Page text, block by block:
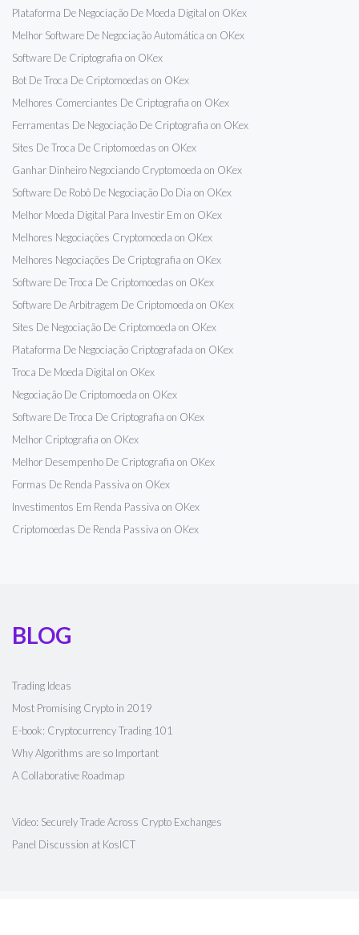
Plataforma De Negociação De Moeda Digital on OKex
Melhor Software De Negociação Automática on OKex
Software De Criptografia on OKex
Bot De Troca De Criptomoedas on OKex
Melhores Comerciantes De Criptografia on OKex
Ferramentas De Negociação De Criptografia on OKex
Sites De Troca De Criptomoedas on OKex
Ganhar Dinheiro Negociando Cryptomoeda on OKex
Software De Robô De Negociação Do Dia on OKex
Melhor Moeda Digital Para Investir Em on OKex
Melhores Negociações Cryptomoeda on OKex
Melhores Negociações De Criptografia on OKex
Software De Troca De Criptomoedas on OKex
Software De Arbitragem De Criptomoeda on OKex
Sites De Negociação De Criptomoeda on OKex
Plataforma De Negociação Criptografada on OKex
Troca De Moeda Digital on OKex
Negociação De Criptomoeda on OKex
Software De Troca De Criptografia on OKex
Melhor Criptografia on OKex
Melhor Desempenho De Criptografia on OKex
Formas De Renda Passiva on OKex
Investimentos Em Renda Passiva on OKex
Criptomoedas De Renda Passiva on OKex
BLOG
Trading Ideas
Most Promising Crypto in 2019
E-book: Cryptocurrency Trading 101
Why Algorithms are so Important
A Collaborative Roadmap
Video: Securely Trade Across Crypto Exchanges
Panel Discussion at KosICT